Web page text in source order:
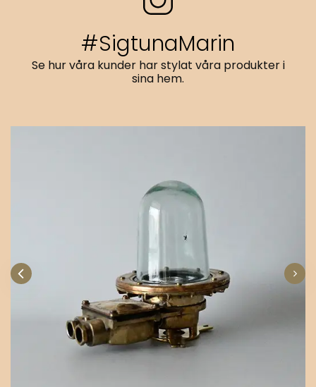
#SigtunaMarin
Se hur våra kunder har stylat våra produkter i
sina hem.